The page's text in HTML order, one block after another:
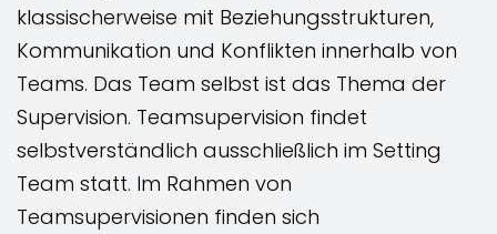
klassischerweise mit Beziehungsstrukturen,
Kommunikation und Konflikten innerhalb von
Teams. Das Team selbst ist das Thema der
Supervision. Teamsupervision findet
selbstverständlich ausschließlich im Setting
Team statt. Im Rahmen von
Teamsupervisionen finden sich